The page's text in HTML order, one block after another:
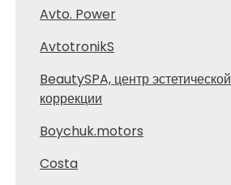
Avto. Power
AvtotronikS
BeautySPA, центр эстетической
коррекции
Boychuk.motors
Costa